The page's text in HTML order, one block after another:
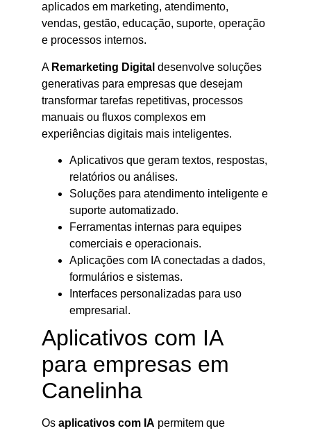
aplicados em marketing, atendimento,
vendas, gestão, educação, suporte, operação
e processos internos.
A Remarketing Digital desenvolve soluções
generativas para empresas que desejam
transformar tarefas repetitivas, processos
manuais ou fluxos complexos em
experiências digitais mais inteligentes.
Aplicativos que geram textos, respostas,
relatórios ou análises.
Soluções para atendimento inteligente e
suporte automatizado.
Ferramentas internas para equipes
comerciais e operacionais.
Aplicações com IA conectadas a dados,
formulários e sistemas.
Interfaces personalizadas para uso
empresarial.
Aplicativos com IA
para empresas em
Canelinha
Os aplicativos com IA permitem que